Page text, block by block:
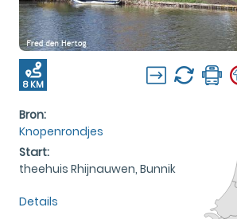
8 KM
Bron:
Knopenrondjes
Start:
theehuis Rhijnauwen, Bunnik
Details